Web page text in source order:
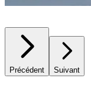
Précédent Suivant